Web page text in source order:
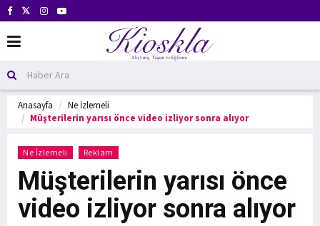
Anasayfa
Ne İzlemeli
Müşterilerin yarısı önce video izliyor sonra alıyor
Ne İzlemeli Reklam
Müşterilerin yarısı önce
video izliyor sonra alıyor